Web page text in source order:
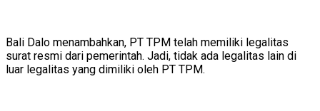
Bali Dalo menambahkan, PT TPM telah memiliki legalitas
surat resmi dari pemerintah. Jadi, tidak ada legalitas lain di
luar legalitas yang dimiliki oleh PT TPM.